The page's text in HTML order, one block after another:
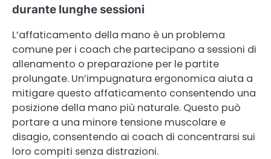
durante lunghe sessioni
L’affaticamento della mano è un problema
comune per i coach che partecipano a sessioni di
allenamento o preparazione per le partite
prolungate. Un’impugnatura ergonomica aiuta a
mitigare questo affaticamento consentendo una
posizione della mano più naturale. Questo può
portare a una minore tensione muscolare e
disagio, consentendo ai coach di concentrarsi sui
loro compiti senza distrazioni.